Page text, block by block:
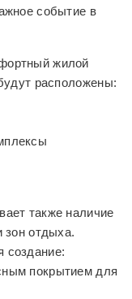
событие в
жилой
расположены:
также наличие
зон отдыха.
создание:
покрытием для